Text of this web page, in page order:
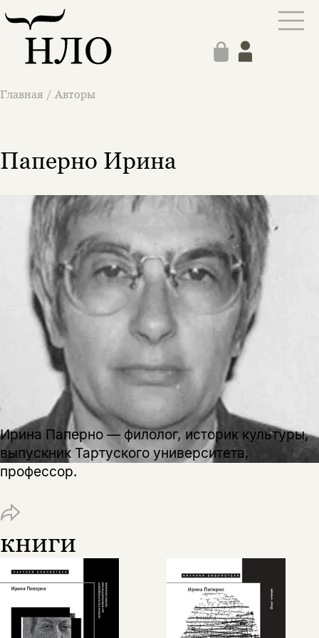
Главная / Авторы
Паперно Ирина
Ирина Паперно — филолог, историк культуры,
выпускник Тартуского университета,
профессор.
книги